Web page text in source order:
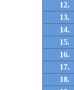
12.
13.
14.
15.
16.
17.
18.